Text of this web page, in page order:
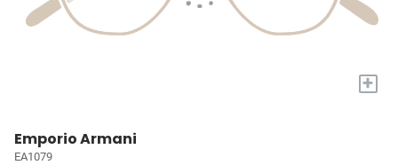
+
Emporio Armani
EA1079